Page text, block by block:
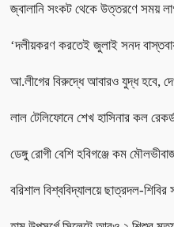
জ্বালানি সংকট থেকে উত্তরণে সময়
‘দলীয়করণ করতেই জুলাই সনদ
আ.লীগের বিরুদ্ধে আবারও যুদ্ধ হবে,
লাল টেলিফোনে শেখ হাসিনার কল
ডেঙ্গু রোগী বেশি হবিগঞ্জে কম
বরিশাল বিশ্ববিদ্যালয়ে ছাত্রদল-